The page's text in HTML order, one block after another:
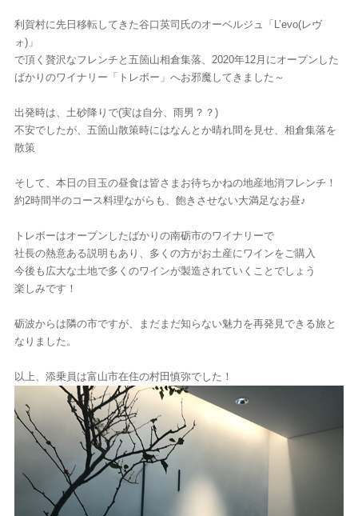
利賀村に先日移転してきた谷口英司氏のオーベルジュ「 L’evo(レヴ
ォ)」
で頂く贅沢なフレンチと五箇山相倉集落、 2020年12月にオープンした
ばかりのワイナリー「トレボー」へお邪魔してきました～
出発時は、土砂降りで(実は自分、雨男？？)
不安でしたが、五箇山散策時にはなんとか晴れ間を見せ、相倉集落を
散策
そして、本日の目玉の昼食は皆さまお待ちかねの地産地消フレンチ！
約2時間半のコース料理ながらも、飽きさせない大満足なお昼♪
トレボーはオープンしたばかりの南砺市のワイナリーで
社長の熱意ある説明もあり、多くの方がお土産にワインをご購入
今後も広大な土地で多くのワインが製造されていくことでしょう
楽しみです！
砺波からは隣の市ですが、まだまだ知らない魅力を再発見できる旅と
なりました。
以上、添乗員は富山市在住の村田慎弥でした！